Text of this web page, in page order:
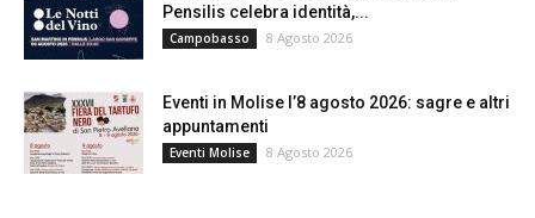
Pensilis celebra identità,...
Campobasso 8 Agosto 2026
Eventi in Molise l’8 agosto 2026: sagre e altri
appuntamenti
Eventi Molise 8 Agosto 2026